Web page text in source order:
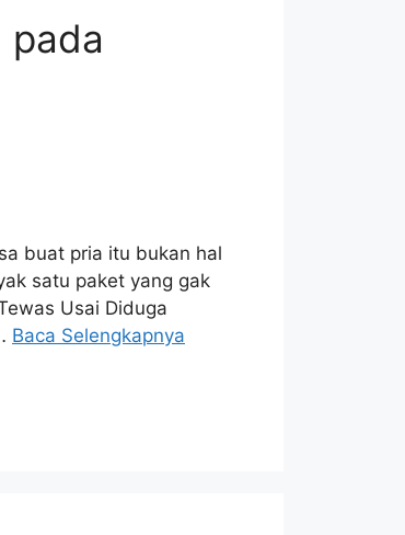
pada
buat pria itu bukan hal
satu paket yang gak
Usai Diduga
Baca Selengkapnya